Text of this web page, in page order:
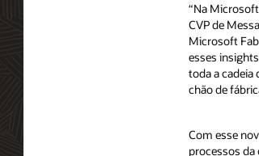
“Na
CVP de
Microsoft
esses
toda a cadeia
chão de
Com esse
processos